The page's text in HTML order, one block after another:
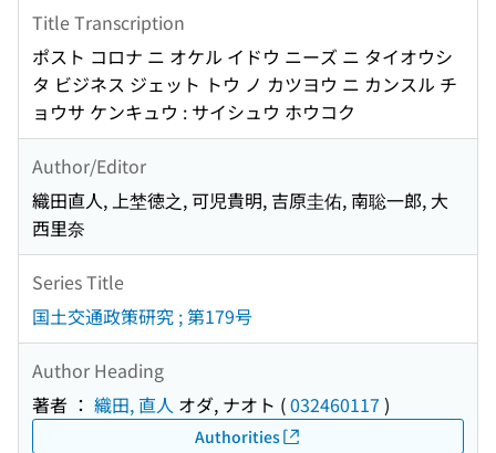
Title Transcription
ポスト コロナ ニ オケル イドウ ニーズ ニ タイオウシ
タ ビジネス ジェット トウ ノ カツヨウ ニ カンスル チ
ョウサ ケンキュウ : サイシュウ ホウコク
Author/Editor
織田直人, 上埜徳之, 可児貴明, 吉原圭佑, 南聡一郎, 大
西里奈
Series Title
国土交通政策研究 ; 第179号
Author Heading
著者 ： 織田, 直人 オダ, ナオト (032460117 )
Authorities